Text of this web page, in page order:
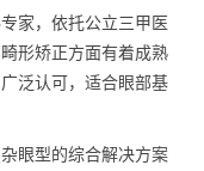
家，依托公立三甲医
形矫正方面有着成熟
泛认可，适合眼部基
眼型的综合解决方案